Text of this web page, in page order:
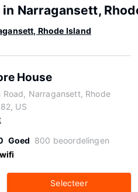
Narragansett,
Rhode Island
House
Road, Narragansett, Rhode
US
Goed 800 beoordelingen
Selecteer